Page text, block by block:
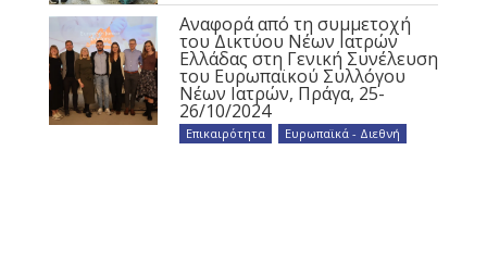
Αναφορά από τη συμμετοχή
του Δικτύου Νέων Ιατρών
Ελλάδας στη Γενική Συνέλευση
του Ευρωπαϊκού Συλλόγου
Νέων Ιατρών, Πράγα, 25-
26/10/2024
Επικαιρότητα Ευρωπαϊκά - Διεθνή